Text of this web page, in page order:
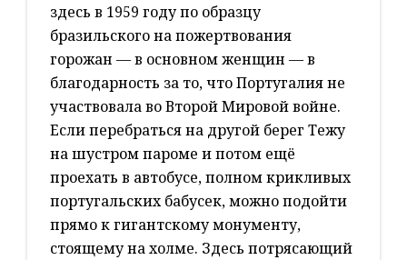
здесь в 1959 году по образцу
бразильского на пожертвования
горожан — в основном женщин — в
благодарность за то, что Португалия не
участвовала во Второй Мировой войне.
Если перебраться на другой берег Тежу
на шустром пароме и потом ещё
проехать в автобусе, полном крикливых
португальских бабусек, можно подойти
прямо к гигантскому монументу,
стоящему на холме. Здесь потрясающий